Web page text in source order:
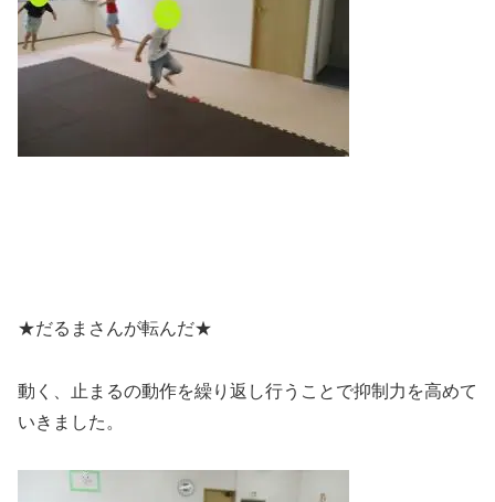
★だるまさんが転んだ★
動く、止まるの動作を繰り返し行うことで抑制力を高めて
いきました。